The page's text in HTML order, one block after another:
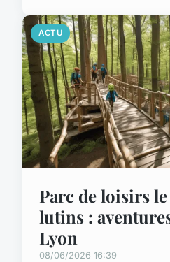
ACTU
Parc de loisirs
lutins :
Lyon
08/06/2026 16:39